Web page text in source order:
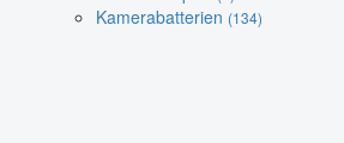
Kamerabatterien (134)